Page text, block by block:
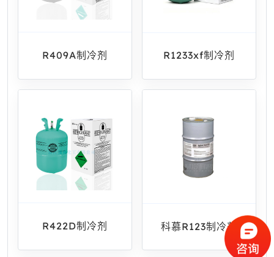
R409A制冷剂 R1233xf制冷剂
R422D制冷剂 科慕R123制冷剂